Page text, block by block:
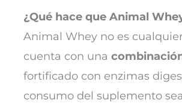
¿Qué hace que Animal
Animal Whey no es
cuenta con una
fortificado con enzimas
consumo del suplemento